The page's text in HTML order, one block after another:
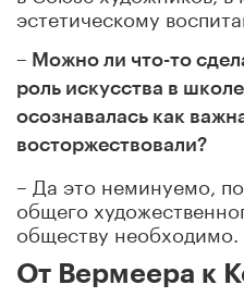
эстетическому
– Можно ли что-то
роль искусства в
осознавалась как
восторжествовали?
– Да это неминуемо,
общего
обществу необходимо.
От Вермеера к